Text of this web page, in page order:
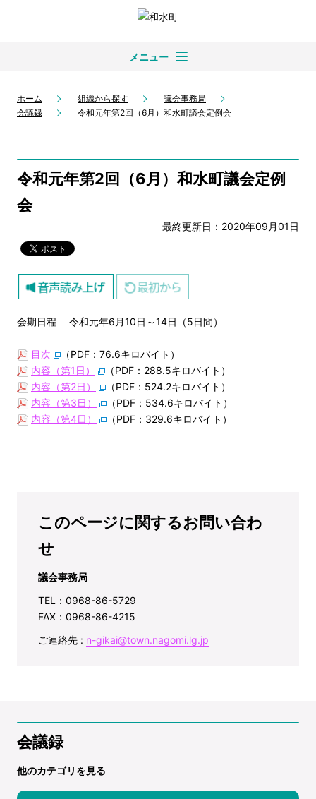
メニュー
ホーム 組織から探す
議会事務局
会議録
令和元年第2回（6月）和水町議会定例会
令和元年第2回（6月）和水町議会定例
会
最終更新日：2020年09月01日
会期日程 令和元年6月10日～14日（5日間）
目次
（PDF：76.6キロバイト）
内容（第1日）
（PDF：288.5キロバイト）
内容（第2日）
（PDF：524.2キロバイト）
内容（第3日）
（PDF：534.6キロバイト）
内容（第4日）
（PDF：329.6キロバイト）
このページに関するお問い合わ
せ
議会事務局
TEL：0968-86-5729
FAX：0968-86-4215
ご連絡先 : n-gikai@town.nagomi.lg.jp
会議録
他のカテゴリを見る